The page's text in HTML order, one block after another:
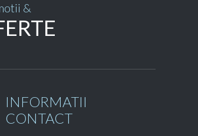
&
INFORMATII
CONTACT